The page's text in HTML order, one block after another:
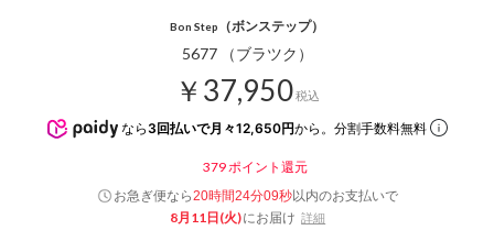
Bon Step （ボンステップ）
5677 （ブラツク）
￥37,950税込
なら 3回払いで月々12,650円から。分割手数料無料
379 ポイント還元
お急ぎ便なら20時間24分09秒以内のお支払いで
8月11日(火)にお届け 詳細